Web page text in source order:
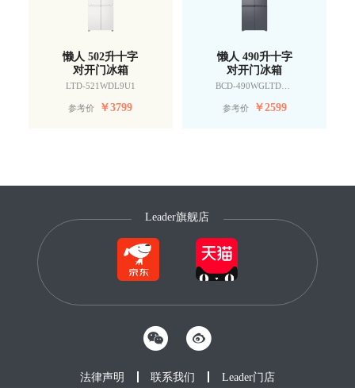
懒人 502升十字
对开门冰箱
LTD-521WDL9U1
参考价 ￥3799
懒人 490升十字
对开门冰箱
BCD-490WGLTDD9G9U1
参考价 ￥2599
Leader旗舰店
法律声明 联系我们 Leader门店